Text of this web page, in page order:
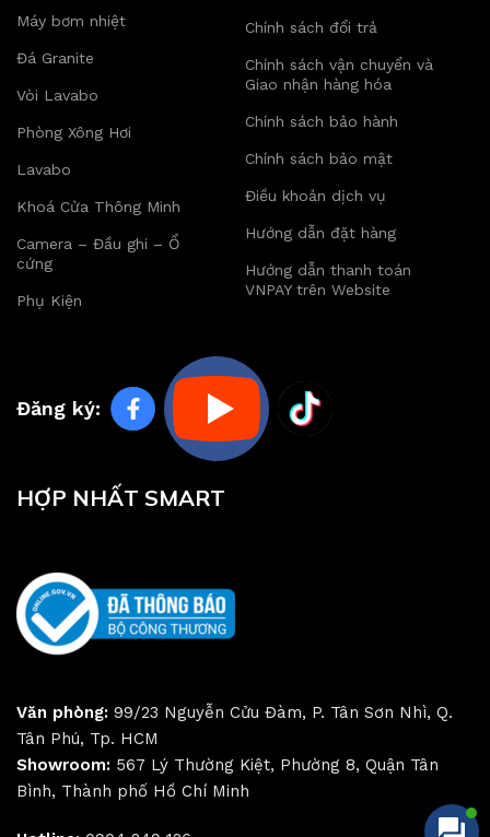
Máy bơm nhiệt
Đá Granite
Vòi Lavabo
Phòng Xông Hơi
Lavabo
Khoá Cửa Thông Minh
Camera – Đầu ghi – Ổ
cứng
Phụ Kiện
Chính sách đổi trả
Chính sách vận chuyển và
Giao nhận hàng hóa
Chính sách bảo hành
Chính sách bảo mật
Điều khoản dịch vụ
Hướng dẫn đặt hàng
Hướng dẫn thanh toán
VNPAY trên Website
Đăng ký:
HỢP NHẤT SMART
Văn phòng: 99/23 Nguyễn Cửu Đàm, P. Tân Sơn Nhì, Q.
Tân Phú, Tp. HCM
Showroom: 567 Lý Thường Kiệt, Phường 8, Quận Tân
Bình, Thành phố Hồ Chí Minh